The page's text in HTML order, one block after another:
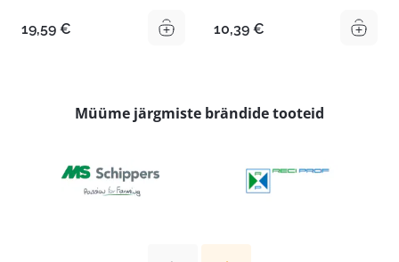
19,59 € 10,39 €
Müüme järgmiste brändide tooteid